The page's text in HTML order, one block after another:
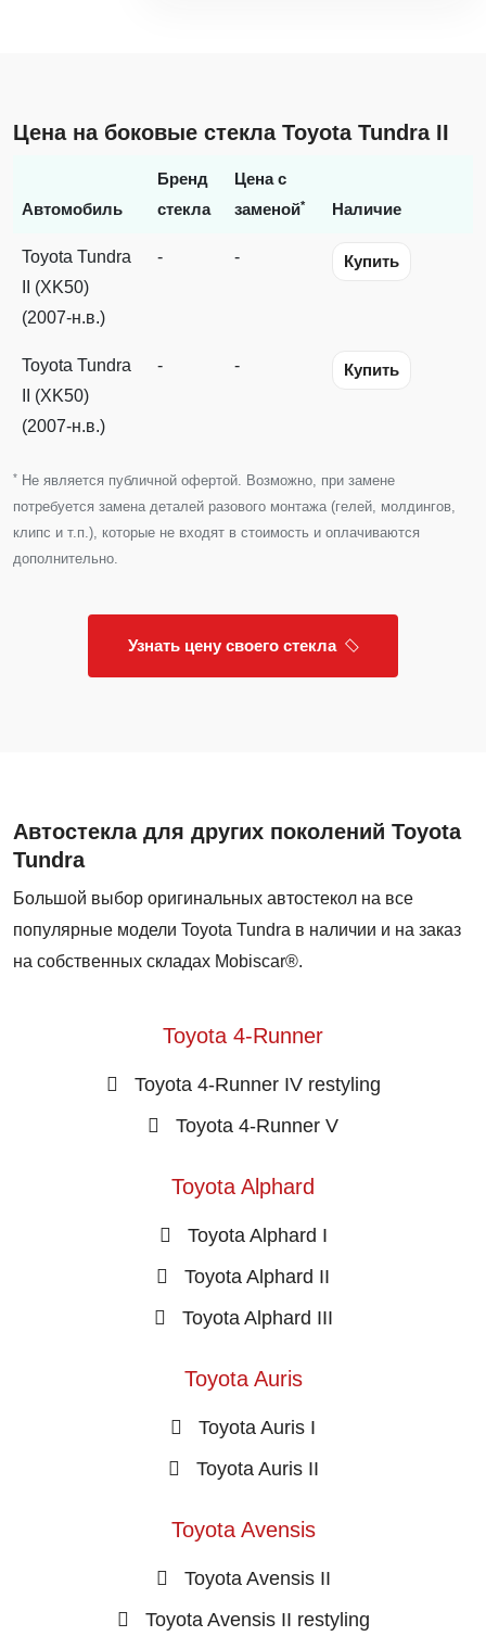
Цена на боковые стекла Toyota Tundra II
Автомобиль
Бренд
стекла
Цена с
заменой* Наличие
Toyota Tundra
II (XK50)
(2007-н.в.)
- - Купить
Toyota Tundra
II (XK50)
(2007-н.в.)
- - Купить
* Не является публичной офертой. Возможно, при замене
потребуется замена деталей разового монтажа (гелей, молдингов,
клипс и т.п.), которые не входят в стоимость и оплачиваются
дополнительно.
Узнать цену своего стекла
Автостекла для других поколений Toyota
Tundra
Большой выбор оригинальных автостекол на все
популярные модели Toyota Tundra в наличии и на заказ
на собственных складах Mobiscar®.
Toyota 4-Runner
Toyota 4-Runner IV restyling
Toyota 4-Runner V
Toyota Alphard
Toyota Alphard I
Toyota Alphard II
Toyota Alphard III
Toyota Auris
Toyota Auris I
Toyota Auris II
Toyota Avensis
Toyota Avensis II
Toyota Avensis II restyling